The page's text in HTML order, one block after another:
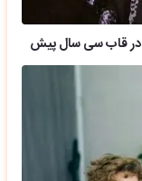
در قاب سی سال پیش